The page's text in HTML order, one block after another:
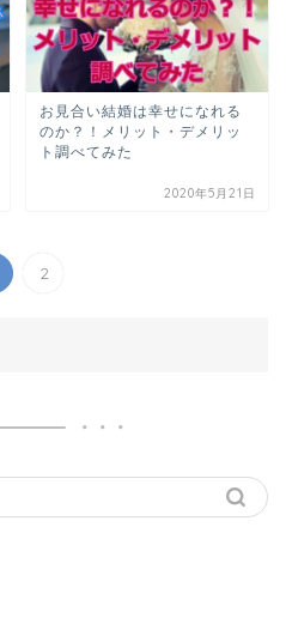
お見合い結婚は幸せになれる
のか？！メリット・デメリッ
ト調べてみた
2020年5月21日
2